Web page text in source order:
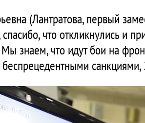
(Лантратова, первый
спасибо, что откликнулись и
знаем, что идут бои на